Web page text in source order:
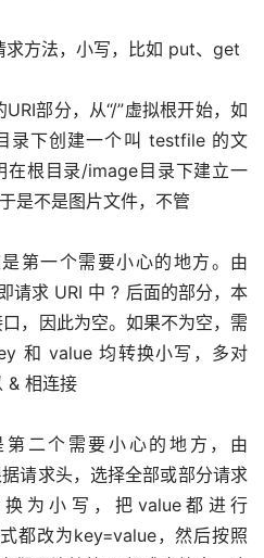
方法，小写，比如 put、get
部分，从“/”虚拟根开始，如
录下创建一个叫 testfile 的文
根目录/image目录下建立一
是不是图片文件，不管
第一个需要小心的地方。由
请求 URI 中 ? 后面的部分，本
，因此为空。如果不为空，需
和 value 均转换小写，多对
& 相连接
第二个需要小心的地方，由
请求头，选择全部或部分请求
为小写，把value都进行
都改为key=value，然后按照